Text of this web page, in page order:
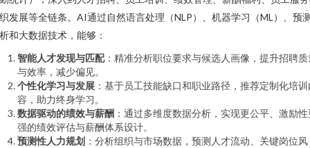
发展等全链条。AI通过自然语言处理（NLP）、机器学习（ML）、预
和大数据技术，能够：
智能人才发现与匹配：精准分析职位要求与候选人画像，提升招聘质
与效率，减少偏见。
个性化学习与发展 ：基于员工技能缺口和职业路径，推荐定制化培
容，助力终身学习。
数据驱动的绩效与薪酬 ：通过多维度数据分析，实现更公平、激励
强的绩效评估与薪酬体系设计。
预测性人力规划 ：分析组织与市场数据，预测人才流动、关键岗位风